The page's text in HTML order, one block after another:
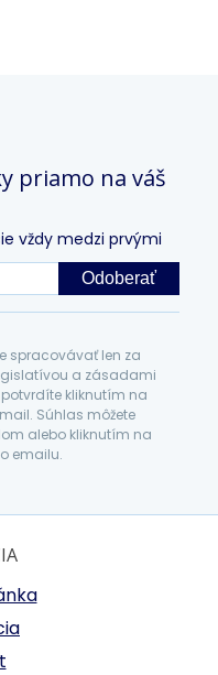
priamo na váš
vždy medzi prvými
Odoberať
spracovávať len za
a zásadami
kliknutím na
Súhlas môžete
alebo kliknutím na
emailu.